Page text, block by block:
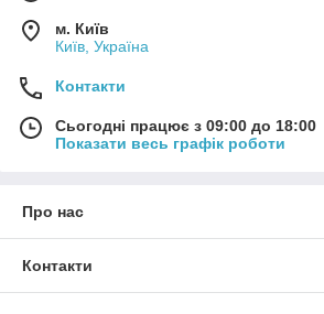
м. Київ
Київ, Україна
Контакти
Сьогодні працює з 09:00 до 18:00
Показати весь графік роботи
Про нас
Контакти